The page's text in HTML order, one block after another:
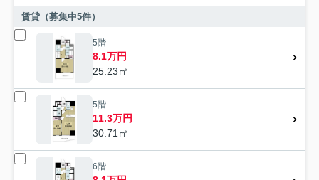
賃貸（募集中5件）
5階
8.1万円
25.23㎡
5階
11.3万円
30.71㎡
6階